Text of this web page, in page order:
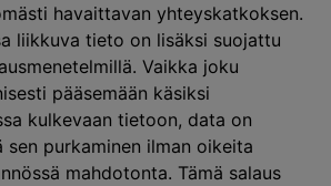
havaittavan yhteyskatkoksen.
liikkuva tieto on lisäksi suojattu
Vaikka joku
pääsemään käsiksi
kulkevaan tietoon, data on
sen purkaminen ilman oikeita
mahdotonta. Tämä salaus